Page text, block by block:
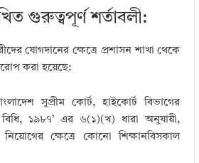
গুরুত্বপূর্ণ শর্তাবলী:
যোগদানের ক্ষেত্রে প্রশাসন শাখা থেকে
করা হয়েছে:
সুপ্রীম কোর্ট, হাইকোর্ট বিভাগের
বিধি, ১৯৮৭’ এর ৬(১)(খ) ধারা অনুযায়ী,
ক্ষেত্রে কোনো শিক্ষানবিসকাল